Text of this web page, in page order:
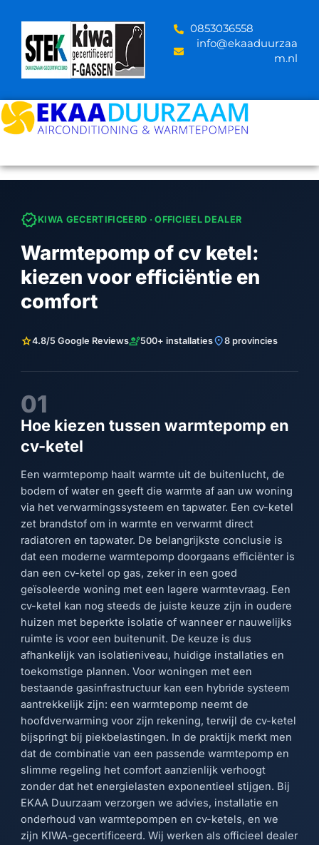
content
‪0853036558
info@ekaaduurzaa
m.nl
verifiedKIWA GECERTIFICEERD · OFFICIEEL DEALER
Warmtepomp of cv ketel:
kiezen voor efficiëntie en
comfort
star4.8/5 Google Reviewsengineering500+ installatieslocation_on8 provincies
01
Hoe kiezen tussen warmtepomp en
cv-ketel
Een warmtepomp haalt warmte uit de buitenlucht, de
bodem of water en geeft die warmte af aan uw woning
via het verwarmingssysteem en tapwater. Een cv-ketel
zet brandstof om in warmte en verwarmt direct
radiatoren en tapwater. De belangrijkste conclusie is
dat een moderne warmtepomp doorgaans efficiënter is
dan een cv-ketel op gas, zeker in een goed
geïsoleerde woning met een lagere warmtevraag. Een
cv-ketel kan nog steeds de juiste keuze zijn in oudere
huizen met beperkte isolatie of wanneer er nauwelijks
ruimte is voor een buitenunit. De keuze is dus
afhankelijk van isolatieniveau, huidige installaties en
toekomstige plannen. Voor woningen met een
bestaande gasinfrastructuur kan een hybride systeem
aantrekkelijk zijn: een warmtepomp neemt de
hoofdverwarming voor zijn rekening, terwijl de cv-ketel
bijspringt bij piekbelastingen. In de praktijk merkt men
dat de combinatie van een passende warmtepomp en
slimme regeling het comfort aanzienlijk verhoogt
zonder dat het energielasten exponentieel stijgen. Bij
EKAA Duurzaam verzorgen we advies, installatie en
onderhoud van warmtepompen en cv-ketels, en we
zijn KIWA-gecertificeerd. Wij werken als officieel dealer